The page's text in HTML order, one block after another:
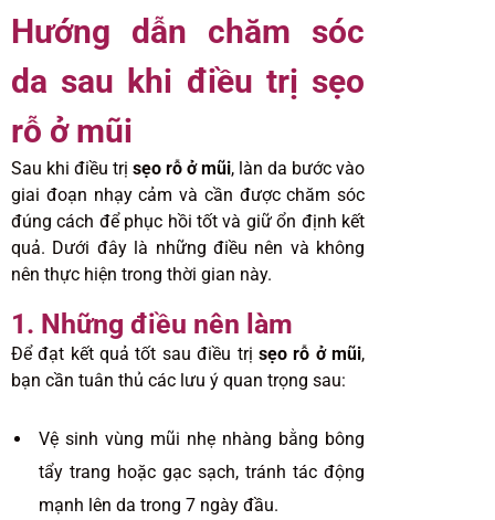
Hướng dẫn chăm sóc
da sau khi điều trị sẹo
rỗ ở mũi
Sau khi điều trị sẹo rỗ ở mũi, làn da bước vào
giai đoạn nhạy cảm và cần được chăm sóc
đúng cách để phục hồi tốt và giữ ổn định kết
quả. Dưới đây là những điều nên và không
nên thực hiện trong thời gian này.
1. Những điều nên làm
Để đạt kết quả tốt sau điều trị sẹo rỗ ở mũi,
bạn cần tuân thủ các lưu ý quan trọng sau:
Vệ sinh vùng mũi nhẹ nhàng bằng bông
tẩy trang hoặc gạc sạch, tránh tác động
mạnh lên da trong 7 ngày đầu.